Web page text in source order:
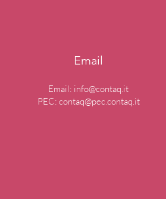
Email
Email: info@contaq.it
PEC: contaq@pec.contaq.it